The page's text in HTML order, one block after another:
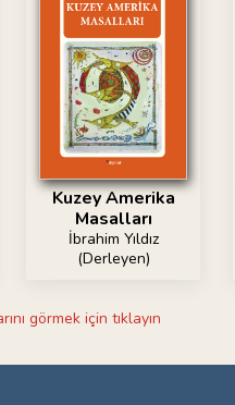
Kuzey Amerika
Masalları
İbrahim Yıldız
(Derleyen)
görmek için tıklayın